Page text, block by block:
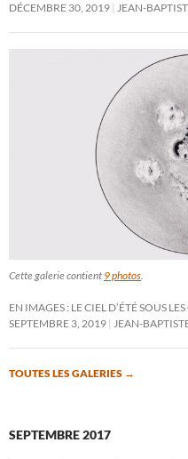
DÉCEMBRE 30, 2019 JEAN-
Cette galerie contient 9 photos.
EN IMAGES : LE CIEL D’ÉTÉ SOUS
SEPTEMBRE 3, 2019 JEAN-
TOUTES LES GALERIES →
SEPTEMBRE 2017